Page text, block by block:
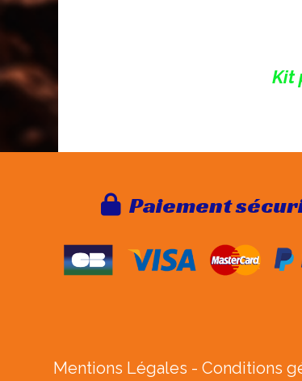
Kit
 Paiement
Mentions Légales Conditions